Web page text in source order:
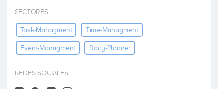
Invest
SECTORES
Task-Managment Time-Managment
Event-Managment Daily-Planner
REDES SOCIALES